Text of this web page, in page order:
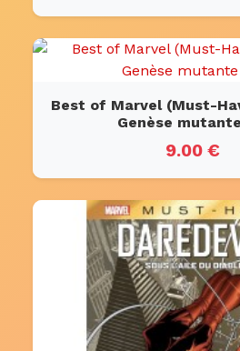
Best of Marvel (Must-
Genèse
9.00 €